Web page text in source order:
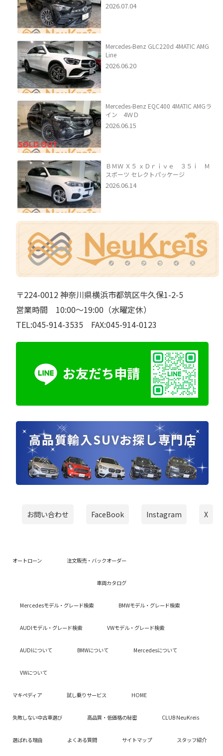
2026.07.04
Mercedes-Benz GLC220d 4MATIC AMG
Line
2026.06.20
Mercedes-Benz EQC400 4MATIC AMGラ
イン 4ＷＤ
2026.06.15
ＢＭＷ Ｘ５ ｘＤｒｉｖｅ ３５ｉ Ｍ
スポーツ セレクトパッケージ
2026.06.14
〒224-0012 神奈川県横浜市都筑区牛久保1-2-5
営業時間 10:00～19:00（水曜定休）
TEL:045-914-3535 FAX:045-914-0123
お問い合わせ FaceBook Instagram X
オートローン 注文販売・バックオーダー
車両カタログ
Mercedesモデル・グレード検索 BMWモデル・グレード検索
AUDIモデル・グレード検索 VWモデル・グレード検索
AUDIについて BMWについて Mercedesについて
VWについて
マキペディア 試し乗りサービス HOME
失敗しない中古車選び 高品質・低価格の秘密 CLUB NeuKreis
選ばれる理由 よくある質問 サイトマップ スタッフ紹介